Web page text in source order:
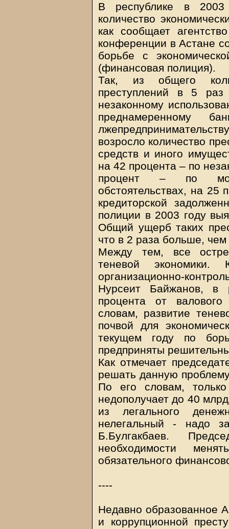
В республике в
количество
как сообщает
конференции в Астане
борьбе с
(финансовая полиция).
Так, из общего
преступлений в 5 раз
незаконному
преднамеренному
возросло количество
средств и иного
на 42 процента – по
процент – по
обстоятельствах, на 25
кредиторской
полиции в 2003 году
Общий ущерб таких
что в 2 раза больше,
Между тем, все
теневой
организационно-
Нурсеит Байжанов, в
процента от
словам, развитие
почвой для
текущем году по
предприняты
Как отмечает
решать данную
По его словам,
недополучает до 40
из легального
нелегальный - надо
Б.Булгакбаев.
необходимости
обязательного
----
Недавно образованное
и коррупционной